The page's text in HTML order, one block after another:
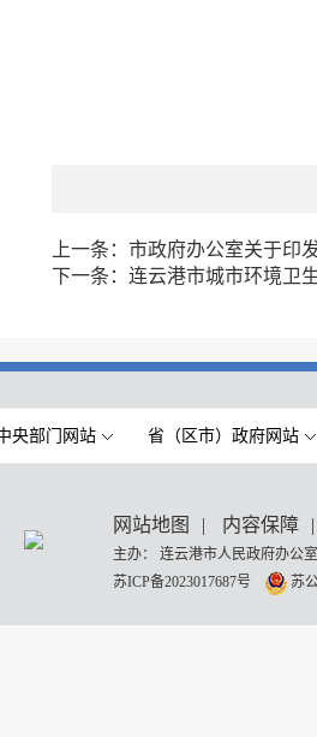
上一条： 市政府办公室关于印
下一条： 连云港市城市环境卫
央部门网站 省（区市）政府网站
网站地图 | 内容保障 |
主办： 连云港市人民政府办
苏ICP备2023017687号
苏